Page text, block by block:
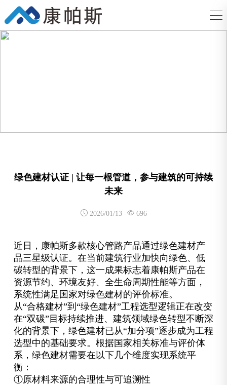
绿色建材认证 | 让每一根管道，参与建筑的可持续
未来
2026/01/13 696
近日，康帕斯多款核心管路产品通过绿色建材产
品三星级认证。在当前建筑行业加快向绿色、低
碳转型的背景下，这一成果标志着康帕斯产品在
资源节约、环境友好、全生命周期性能等方面，
系统性满足国家对绿色建材的评价标准。
从“合格建材”到“绿色建材”工程选型逻辑正在改变
在“双碳”目标持续推进、建筑领域绿色转型不断深
化的背景下，绿色建材已从“加分项”逐步成为工程
选型中的基础要求。根据国家相关标准与评价体
系，绿色建材需要在以下几个维度实现系统平
衡：
①原材料来源的合理性与可追溯性